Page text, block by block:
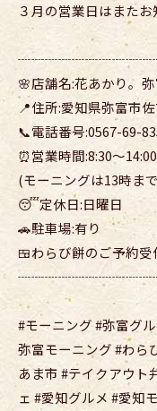
３月の営業日はまた
🌸店舗名:花あかり。
📍住所:愛知県弥富市
📞電話番号:0567-69-
⏰営業時間:8:30〜14:00
(モーニングは13時ま
😴定休日:日曜日
🚗駐車場:有り
🍱わらび餅のご予約受
#モーニング #弥富グ
弥富モーニング #わら
あま市 #テイクアウト
ェ #愛知グルメ #愛知